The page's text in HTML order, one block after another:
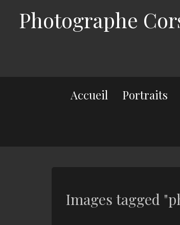
Photographe
Accueil Portraits
Images tagged